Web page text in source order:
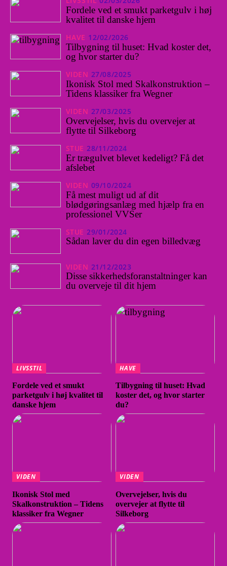
Fordele ved et smukt parketgulv i høj
kvalitet til danske hjem
HAVE 12/02/2026
Tilbygning til huset: Hvad koster det,
og hvor starter du?
VIDEN 27/08/2025
Ikonisk Stol med Skalkonstruktion –
Tidens klassiker fra Wegner
VIDEN 27/03/2025
Overvejelser, hvis du overvejer at
flytte til Silkeborg
STUE 28/11/2024
Er trægulvet blevet kedeligt? Få det
afslebet
VIDEN 09/10/2024
Få mest muligt ud af dit
blødgøringsanlæg med hjælp fra en
professionel VVSer
STUE 29/01/2024
Sådan laver du din egen billedvæg
VIDEN 21/12/2023
Disse sikkerhedsforanstaltninger kan
du overveje til dit hjem
LIVSSTIL
Fordele ved et smukt
parketgulv i høj kvalitet til
danske hjem
HAVE
Tilbygning til huset: Hvad
koster det, og hvor starter
du?
VIDEN
Ikonisk Stol med
Skalkonstruktion – Tidens
klassiker fra Wegner
VIDEN
Overvejelser, hvis du
overvejer at flytte til
Silkeborg